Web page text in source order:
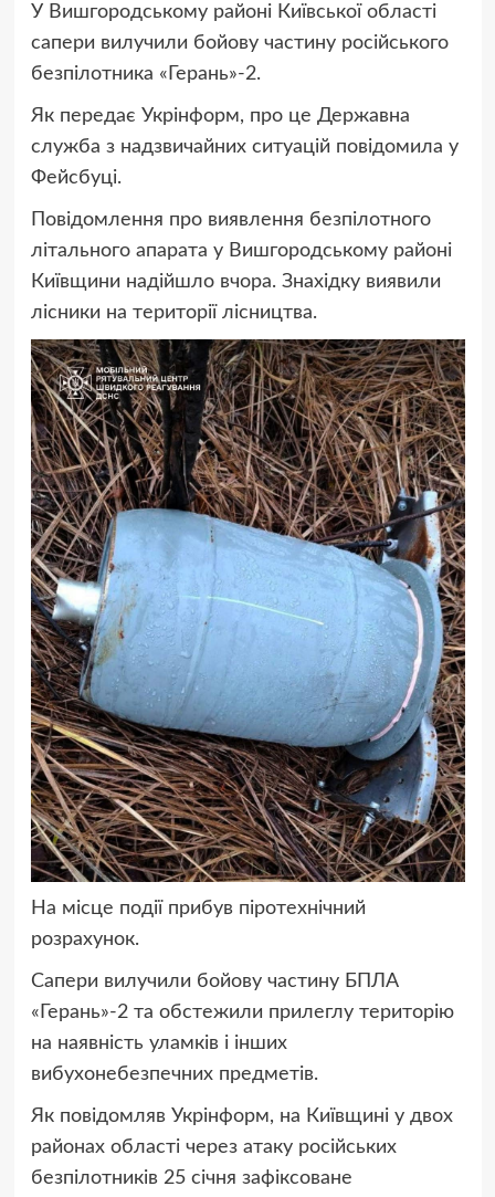
У Вишгородському районі Київської області
сапери вилучили бойову частину російського
безпілотника «Герань»-2.
Як передає Укрінформ, про це Державна
служба з надзвичайних ситуацій повідомила у
Фейсбуці.
Повідомлення про виявлення безпілотного
літального апарата у Вишгородському районі
Київщини надійшло вчора. Знахідку виявили
лісники на території лісництва.
На місце події прибув піротехнічний
розрахунок.
Сапери вилучили бойову частину БПЛА
«Герань»-2 та обстежили прилеглу територію
на наявність уламків і інших
вибухонебезпечних предметів.
Як повідомляв Укрінформ, на Київщині у двох
районах області через атаку російських
безпілотників 25 січня зафіксоване